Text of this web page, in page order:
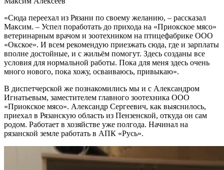
«Сюда переехал из Рязани по своему желанию, – рассказал
Максим. – Успел поработать до прихода на «Приокское мясо»
ветеринарным врачом и зоотехником на птицефабрике ООО
«Окское». И всем рекомендую приезжать сюда, где и зарплаты
вполне достойные, и с жильём помогут. Здесь созданы все
условия для нормальной работы. Пока для меня здесь очень
много нового, пока хожу, осваиваюсь, привыкаю».
В диспетчерской же познакомились мы и с Александром
Игнатьевым, заместителем главного зоотехника ООО
«Приокское мясо». Александр Сергеевич, как выяснилось,
приехал в Рязанскую область из Пензенской, откуда он сам
родом. Работает в хозяйстве уже полгода. Начинал на
рязанской земле работать в АПК «Русь».